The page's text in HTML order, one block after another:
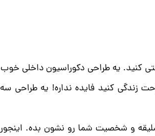
کنید. یه طراحی دکوراسیون داخلی
زندگی کنید فایده نداره! یه
و شخصیت شما رو نشون بده.